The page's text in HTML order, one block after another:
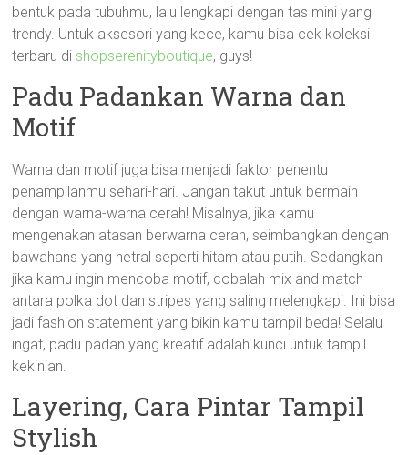
bentuk pada tubuhmu, lalu lengkapi dengan tas mini yang
trendy. Untuk aksesori yang kece, kamu bisa cek koleksi
terbaru di shopserenityboutique, guys!
Padu Padankan Warna dan
Motif
Warna dan motif juga bisa menjadi faktor penentu
penampilanmu sehari-hari. Jangan takut untuk bermain
dengan warna-warna cerah! Misalnya, jika kamu
mengenakan atasan berwarna cerah, seimbangkan dengan
bawahans yang netral seperti hitam atau putih. Sedangkan
jika kamu ingin mencoba motif, cobalah mix and match
antara polka dot dan stripes yang saling melengkapi. Ini bisa
jadi fashion statement yang bikin kamu tampil beda! Selalu
ingat, padu padan yang kreatif adalah kunci untuk tampil
kekinian.
Layering, Cara Pintar Tampil
Stylish